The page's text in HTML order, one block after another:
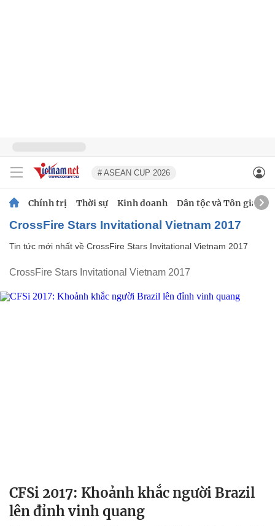
# ASEAN CUP 2026
Chính trị Thời sự Kinh doanh Dân tộc và Tôn giáo
CrossFire Stars Invitational Vietnam 2017
Tin tức mới nhất về CrossFire Stars Invitational Vietnam 2017
CrossFire Stars Invitational Vietnam 2017
CFSi 2017: Khoảnh khắc người Brazil
lên đỉnh vinh quang